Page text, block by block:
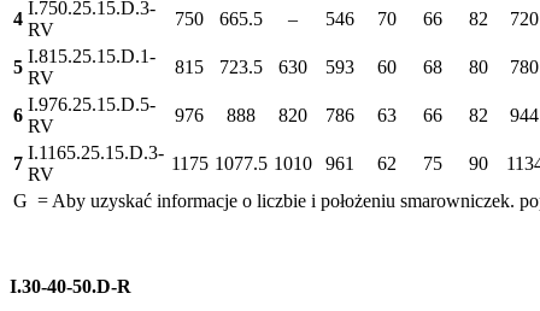
4
I.750.25.15.D.3-
RV
750 665.5 – 546 70 66 82 720
5
I.815.25.15.D.1-
RV
815 723.5 630 593 60 68 80 780
6
I.976.25.15.D.5-
RV
976 888 820 786 63 66 82 944
7
I.1165.25.15.D.3-
RV
1175 1077.5 1010 961 62 75 90
G = Aby uzyskać informacje o liczbie i położeniu smarowniczek.
I.30-40-50.D-R